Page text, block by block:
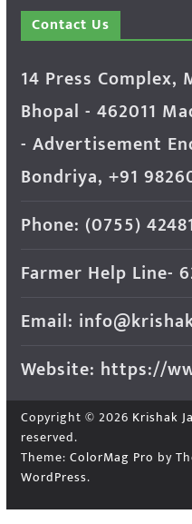
Contact Us
14 Press Complex,
Bhopal - 462011
- Advertisement
Bondriya, +91
Phone: (0755)
Farmer Help Line-
Email:
Website: https://
Copyright © 2026 Krishak
reserved.
Theme: ColorMag Pro by
WordPress.